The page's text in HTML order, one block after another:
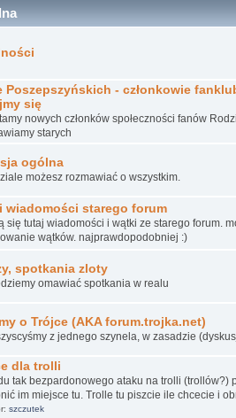
Poszepszyńskich - członkowie
się
nowych członków społeczności fanów
starych
ogólna
możesz rozmawiać o wszystkim.
wiadomości starego forum
się tutaj wiadomości i wątki ze starego forum.
wątków. najprawdopodobniej :)
spotkania zloty
omawiać spotkania w realu
o Trójce (AKA forum.trojka.net)
z jednego szynela, w zasadzie
dla trolli
tak bezpardonowego ataku na trolli (trollów?)
im miejsce tu. Trolle tu piszcie ile chcecie i
szczutek